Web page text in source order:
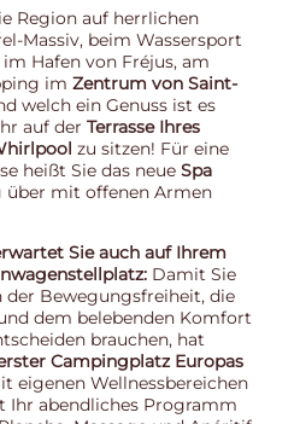
Region auf herrlichen
Massiv, beim Wassersport
Hafen von Fréjus, am
im Zentrum von Saint-
welch ein Genuss ist es
auf der Terrasse Ihres
zu sitzen! Für eine
heißt Sie das neue Spa
über mit offenen Armen
Sie auch auf Ihrem
Damit Sie
der Bewegungsfreiheit, die
dem belebenden Komfort
brauchen, hat
Campingplatz Europas
eigenen Wellnessbereichen
Ihr abendliches Programm